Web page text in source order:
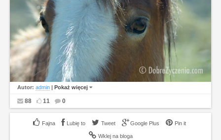
Autor: admin | Pokaż więcej
88 11 0
Lubię to Tweet Google Plus Pin it
Wklej na bloga